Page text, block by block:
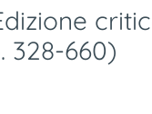
328-660)